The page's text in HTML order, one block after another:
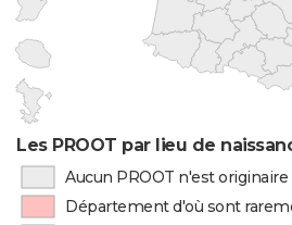
Les PROOT par lieu de
Aucun PROOT n'est
Département d'où sont